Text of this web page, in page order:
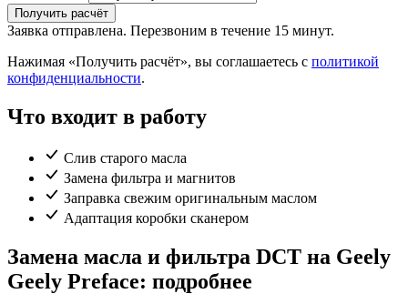
Получить расчёт
Заявка отправлена. Перезвоним в течение 15 минут.
Нажимая «Получить расчёт», вы соглашаетесь с политикой
конфиденциальности.
Что входит в работу
Слив старого масла
Замена фильтра и магнитов
Заправка свежим оригинальным маслом
Адаптация коробки сканером
Замена масла и фильтра DCT на Geely
Geely Preface: подробнее